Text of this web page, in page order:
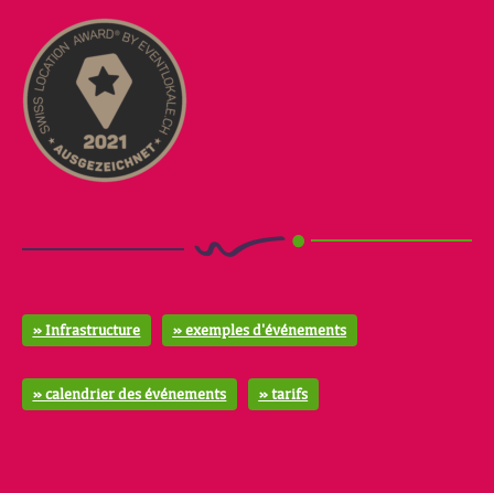
» Infrastructure » exemples d'événements
» calendrier des événements » tarifs